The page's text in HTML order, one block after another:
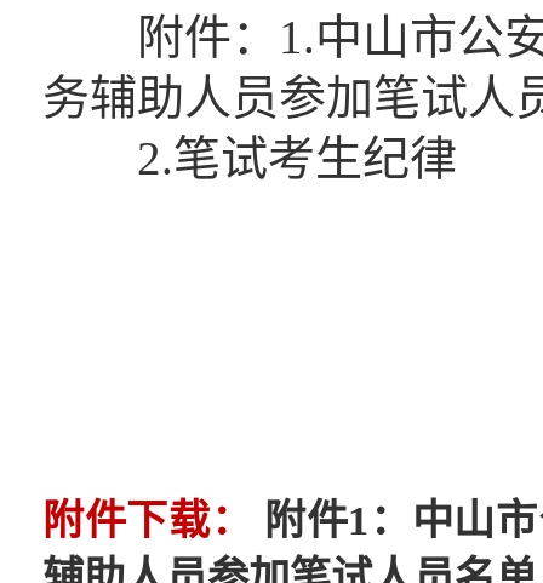
附件：1.中山市公安
务辅助人员参加笔试人
2.笔试考生纪律
附件下载：
附件1：中山